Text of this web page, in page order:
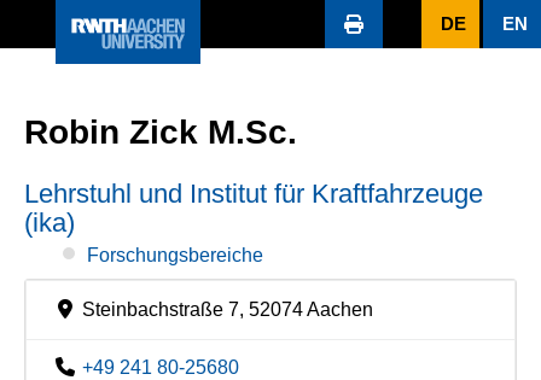
DE EN
Robin Zick M.Sc.
Lehrstuhl und Institut für Kraftfahrzeuge
(ika)
Forschungsbereiche
Steinbachstraße 7, 52074 Aachen
+49 241 80-25680